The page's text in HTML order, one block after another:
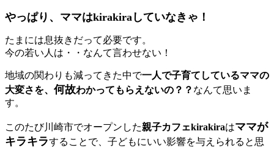
やっぱり、ママはkirakiraしていなきゃ！
たまには息抜きだって必要です。
今の若い人は・・なんて言わせない！
地域の関わりも減ってきた中で一人で子育てしているママの
大変さを、 何故わかってもらえないの？？ なんて思いま
す。
このたび川崎市でオープンした親子カフェkirakiraはママが
キラキラすることで、子どもにいい影響を与えられると思